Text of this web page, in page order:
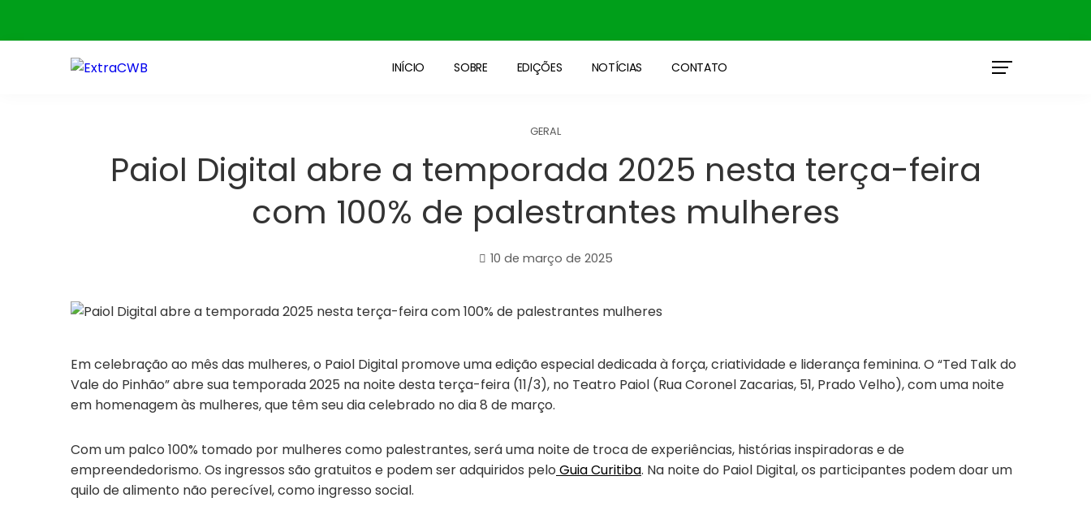
INÍCIO SOBRE EDIÇÕES NOTÍCIAS CONTATO
GERAL
Paiol Digital abre a temporada 2025 nesta terça-feira
com 100% de palestrantes mulheres
10 de março de 2025
Em celebração ao mês das mulheres, o Paiol Digital promove uma edição especial dedicada à força, criatividade e liderança feminina. O “Ted Talk do
Vale do Pinhão” abre sua temporada 2025 na noite desta terça-feira (11/3), no Teatro Paiol (Rua Coronel Zacarias, 51, Prado Velho), com uma noite
em homenagem às mulheres, que têm seu dia celebrado no dia 8 de março.
Com um palco 100% tomado por mulheres como palestrantes, será uma noite de troca de experiências, histórias inspiradoras e de
empreendedorismo. Os ingressos são gratuitos e podem ser adquiridos pelo Guia Curitiba. Na noite do Paiol Digital, os participantes podem doar um
quilo de alimento não perecível, como ingresso social.